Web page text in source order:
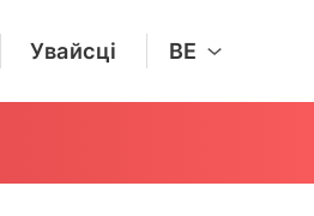
Увайсці BE